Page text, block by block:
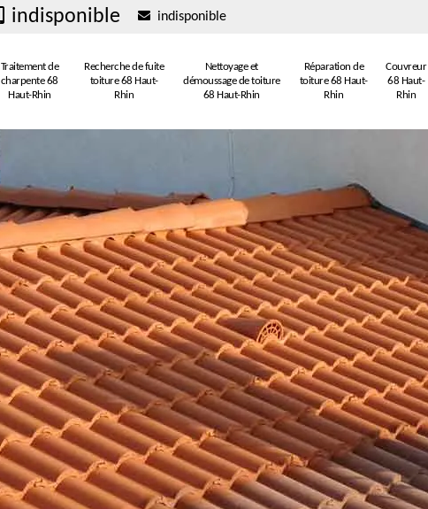
indisponible indisponible
Traitement de
charpente 68
Haut-Rhin
Recherche de fuite
toiture 68 Haut-
Rhin
Nettoyage et
démoussage de toiture
68 Haut-Rhin
Réparation de
toiture 68 Haut-
Rhin
Couvreur
68 Haut-
Rhin